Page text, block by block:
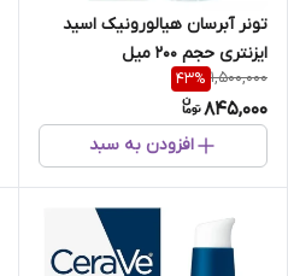
تونر آبرسان هیالورونیک اسید
ایزنتری حجم 200 میل
1,500,000
43%
845,000
افزودن به سبد